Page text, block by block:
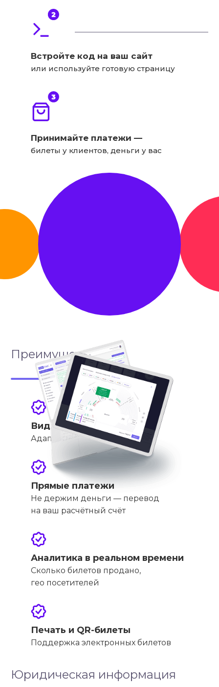
Встройте код на ваш сайт
или используйте готовую страницу
Принимайте платежи —
билеты у клиентов, деньги у вас
Преимущества
Виджет под любой сайт
Адаптивный HTML/JS код
Прямые платежи
Не держим деньги — перевод
на ваш расчётный счёт
Аналитика в реальном времени
Сколько билетов продано,
гео посетителей
Печать и QR-билеты
Поддержка электронных билетов
Юридическая информация